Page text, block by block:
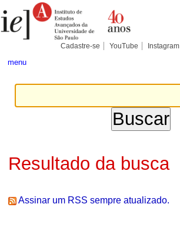
para
conteúdo.
Pessoais
Cadastre-se YouTube Instagram
menu
Resultado da busca
Assinar um RSS sempre atualizado.